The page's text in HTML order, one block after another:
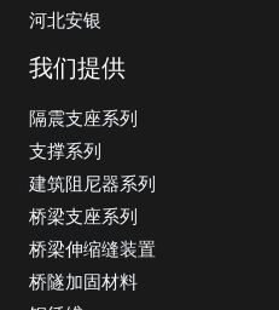
河北安银
我们提供
隔震支座系列
支撑系列
建筑阻尼器系列
桥梁支座系列
桥梁伸缩缝装置
桥隧加固材料